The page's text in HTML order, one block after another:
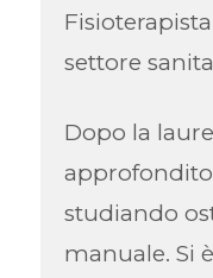
settore
Dopo la
studiando
manuale. Si